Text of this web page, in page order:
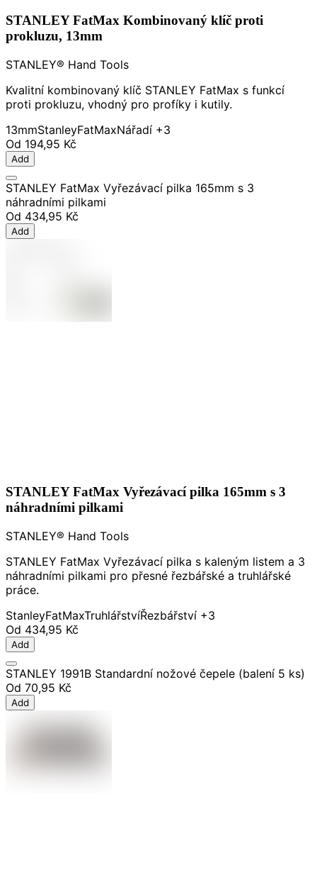
STANLEY FatMax Kombinovaný klíč proti
prokluzu, 13mm
STANLEY® Hand Tools
Kvalitní kombinovaný klíč STANLEY FatMax s funkcí
proti prokluzu, vhodný pro profíky i kutily.
13mmStanleyFatMaxNářadí +3
Od 194,95 Kč
Add
STANLEY FatMax Vyřezávací pilka 165mm s 3
náhradními pilkami
Od 434,95 Kč
Add
STANLEY FatMax Vyřezávací pilka 165mm s 3
náhradními pilkami
STANLEY® Hand Tools
STANLEY FatMax Vyřezávací pilka s kaleným listem a 3
náhradními pilkami pro přesné řezbářské a truhlářské
práce.
StanleyFatMaxTruhlářstvíŘezbářství +3
Od 434,95 Kč
Add
STANLEY 1991B Standardní nožové čepele (balení 5 ks)
Od 70,95 Kč
Add